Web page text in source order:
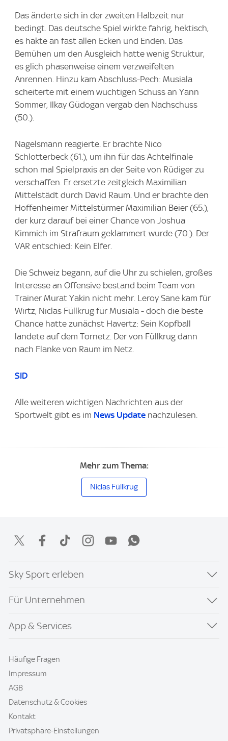
Das änderte sich in der zweiten Halbzeit nur
bedingt. Das deutsche Spiel wirkte fahrig, hektisch,
es hakte an fast allen Ecken und Enden. Das
Bemühen um den Ausgleich hatte wenig Struktur,
es glich phasenweise einem verzweifelten
Anrennen. Hinzu kam Abschluss-Pech: Musiala
scheiterte mit einem wuchtigen Schuss an Yann
Sommer, Ilkay Güdogan vergab den Nachschuss
(50.).
Nagelsmann reagierte. Er brachte Nico
Schlotterbeck (61.), um ihn für das Achtelfinale
schon mal Spielpraxis an der Seite von Rüdiger zu
verschaffen. Er ersetzte zeitgleich Maximilian
Mittelstädt durch David Raum. Und er brachte den
Hoffenheimer Mittelstürmer Maximilian Beier (65.),
der kurz darauf bei einer Chance von Joshua
Kimmich im Strafraum geklammert wurde (70.). Der
VAR entschied: Kein Elfer.
Die Schweiz begann, auf die Uhr zu schielen, großes
Interesse an Offensive bestand beim Team von
Trainer Murat Yakin nicht mehr. Leroy Sane kam für
Wirtz, Niclas Füllkrug für Musiala - doch die beste
Chance hatte zunächst Havertz: Sein Kopfball
landete auf dem Tornetz. Der von Füllkrug dann
nach Flanke von Raum im Netz.
SID
Alle weiteren wichtigen Nachrichten aus der
Sportwelt gibt es im News Update nachzulesen.
Mehr zum Thema:
Niclas Füllkrug
Sky Sport erleben
Für Unternehmen
App & Services
Häufige Fragen
Impressum
AGB
Datenschutz & Cookies
Kontakt
Privatsphäre-Einstellungen